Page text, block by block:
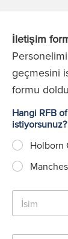
İletişim
geçmesini
formu
Hangi RFB
Holborn
İ
i